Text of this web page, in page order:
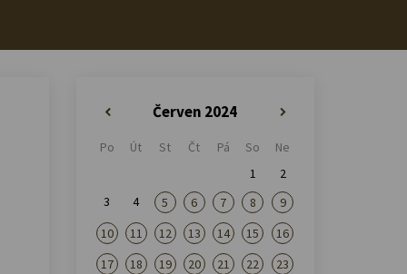
Červen 2024»
Po Út St Čt Pá So
Ne
1
2
3
4 5 6 7 8
9
10
11 12 13 14 15
16
17
18 19 20 21 22
23